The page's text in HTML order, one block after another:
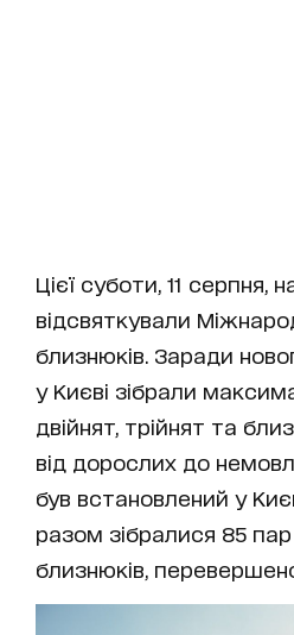
Цієї суботи, 11 серпня,
відсвяткували
близнюків. Заради
у Києві зібрали
двійнят, трійнят та
від дорослих до
був встановлений у
разом зібралися 85 пар
близнюків,